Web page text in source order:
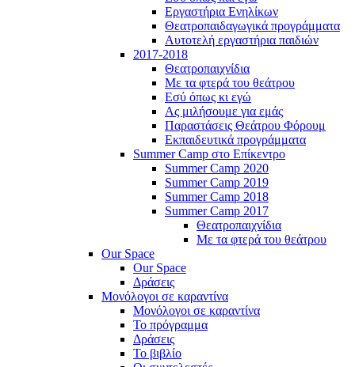
Εργαστήρια Ενηλίκων
Θεατροπαιδαγωγικά προγράμματα
Αυτοτελή εργαστήρια παιδιών
2017-2018
Θεατροπαιχνίδια
Με τα φτερά του θεάτρου
Εσύ όπως κι εγώ
Ας μιλήσουμε για εμάς
Παραστάσεις Θεάτρου Φόρουμ
Εκπαιδευτικά προγράμματα
Summer Camp στο Επίκεντρο
Summer Camp 2020
Summer Camp 2019
Summer Camp 2018
Summer Camp 2017
Θεατροπαιχνίδια
Με τα φτερά του θεάτρου
Our Space
Our Space
Δράσεις
Μονόλογοι σε καραντίνα
Μονόλογοι σε καραντίνα
Το πρόγραμμα
Δράσεις
Το βιβλίο